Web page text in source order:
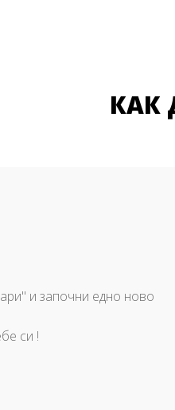
КАК
и започни едно ново
си !